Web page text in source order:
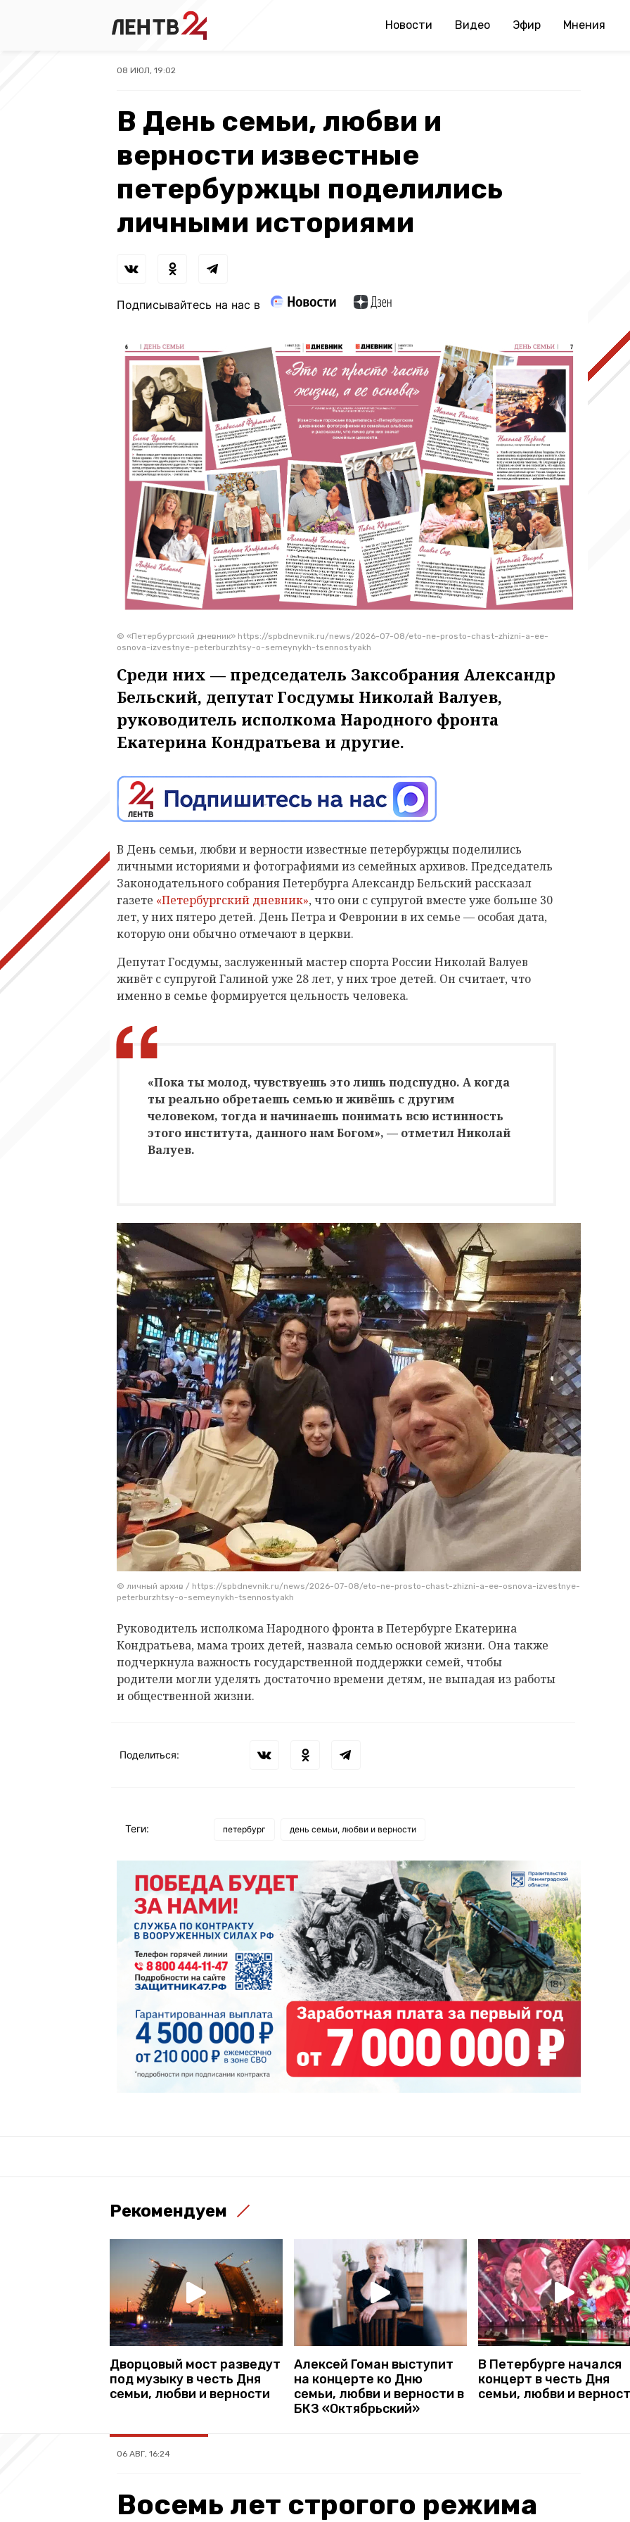
Новости Видео Эфир Мнения
08 ИЮЛ, 19:02
В День семьи, любви и
верности известные
петербуржцы поделились
личными историями
Подписывайтесь на нас в
© «Петербургский дневник» https://spbdnevnik.ru/news/2026-07-08/eto-ne-prosto-chast-zhizni-a-ee-
osnova-izvestnye-peterburzhtsy-o-semeynykh-tsennostyakh
Среди них — председатель Заксобрания Александр
Бельский, депутат Госдумы Николай Валуев,
руководитель исполкома Народного фронта
Екатерина Кондратьева и другие.
В День семьи, любви и верности известные петербуржцы поделились
личными историями и фотографиями из семейных архивов. Председатель
Законодательного собрания Петербурга Александр Бельский рассказал
газете «Петербургский дневник», что они с супругой вместе уже больше 30
лет, у них пятеро детей. День Петра и Февронии в их семье — особая дата,
которую они обычно отмечают в церкви.
Депутат Госдумы, заслуженный мастер спорта России Николай Валуев
живёт с супругой Галиной уже 28 лет, у них трое детей. Он считает, что
именно в семье формируется цельность человека.
«Пока ты молод, чувствуешь это лишь подспудно. А когда
ты реально обретаешь семью и живёшь с другим
человеком, тогда и начинаешь понимать всю истинность
этого института, данного нам Богом», — отметил Николай
Валуев.
© личный архив / https://spbdnevnik.ru/news/2026-07-08/eto-ne-prosto-chast-zhizni-a-ee-osnova-izvestnye-
peterburzhtsy-o-semeynykh-tsennostyakh
Руководитель исполкома Народного фронта в Петербурге Екатерина
Кондратьева, мама троих детей, назвала семью основой жизни. Она также
подчеркнула важность государственной поддержки семей, чтобы
родители могли уделять достаточно времени детям, не выпадая из работы
и общественной жизни.
Поделиться:
Теги: петербург день семьи, любви и верности
Рекомендуем
Дворцовый мост разведут
под музыку в честь Дня
семьи, любви и верности
Алексей Гоман выступит
на концерте ко Дню
семьи, любви и верности в
БКЗ «Октябрьский»
В Петербурге начался
концерт в честь Дня
семьи, любви и
06 АВГ, 16:24
Восемь лет строгого режима